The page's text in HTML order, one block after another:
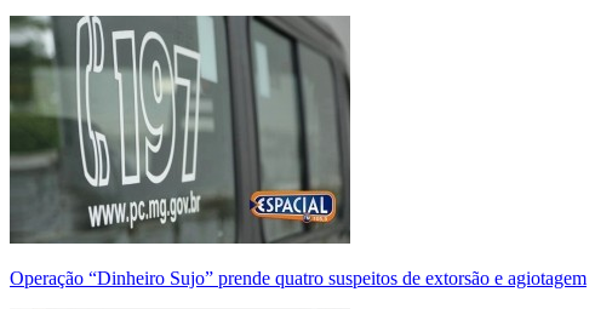
Operação “Dinheiro Sujo” prende quatro suspeitos de extorsão e agiotagem